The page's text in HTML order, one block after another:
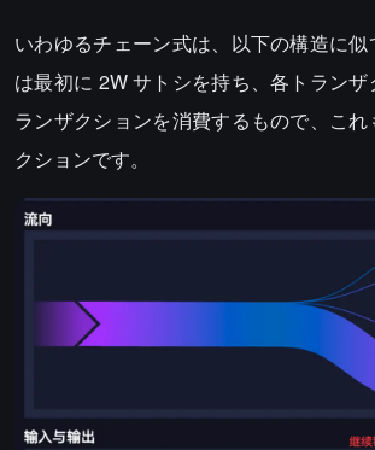
いわゆるチェーン式は、以下の構造に
は最初に 2W サトシを持ち、各トランザ
ランザクションを消費するもので、こ
クションです。